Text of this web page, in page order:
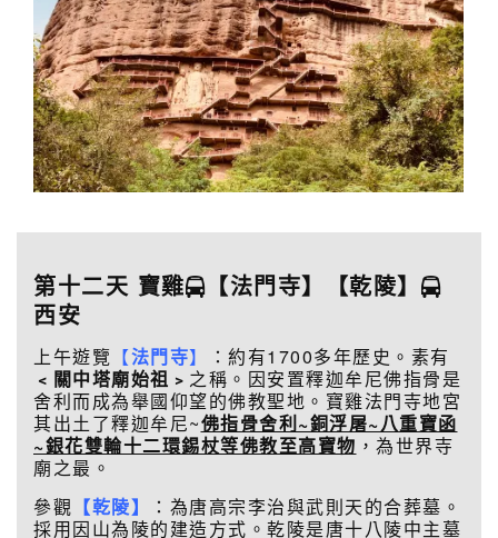
第十二天 寶雞 【法門寺】
【乾陵】
西安
上午遊覽 【法門寺】
：約有1700多年歷史。素有
﹤關中塔廟始祖﹥ 之稱。因安置釋迦牟尼佛指骨是
舍利而成為舉國仰望的佛教聖地。寶雞法門寺地宮
其出土了釋迦牟尼~佛指骨舍利~銅浮屠~八重寶函
~銀花雙輪十二環錫杖等佛教至高寶物 ，為世界寺
廟之最。
參觀 【乾陵】
：為唐高宗李治與武則天的合葬墓。
採用因山為陵的建造方式。乾陵是唐十八陵中主墓